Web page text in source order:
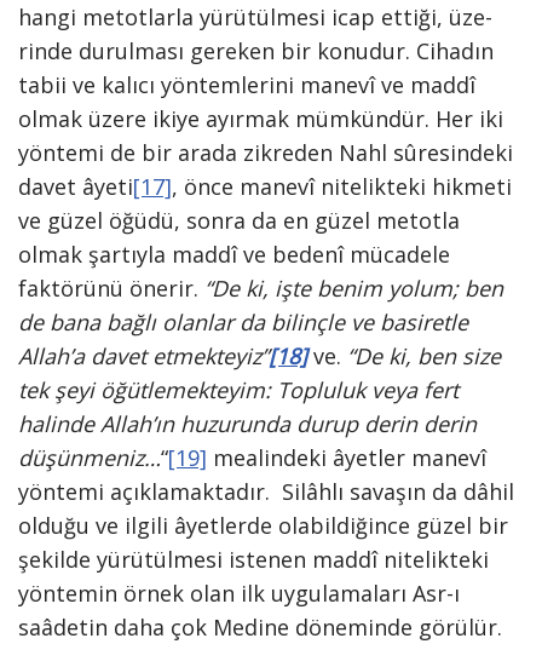
hangi metotlarla yürütülmesi icap ettiği, üze­
rinde durulması gereken bir konudur. Cihadın
tabii ve kalıcı yöntemlerini ma­nevî ve maddî
olmak üzere ikiye ayırmak mümkündür. Her iki
yöntemi de bir ara­da zikreden Nahl sûresindeki
davet âye­ti[17], önce manevî nitelikteki hik­meti
ve güzel öğüdü, sonra da en güzel metotla
olmak şartıyla maddî ve bedenî mücadele
faktörünü önerir. “De ki, işte benim yolum; ben
de bana bağlı olanlar da bilinçle ve basiretle
Allah’a davet et­mekteyiz”[18]ve. “De ki, ben size
tek şeyi öğütlemekteyim: Topluluk veya fert
halinde Allah’ın huzurunda du­rup derin derin
düşünmeniz…“[19] mealindeki âyetler manevî
yöntemi açıklamaktadır. Silâhlı savaşın da dâhil
olduğu ve ilgili âyetlerde olabildi­ğince güzel bir
şekilde yürütülmesi is­tenen maddî nitelikteki
yöntemin örnek olan ilk uygulamaları Asr-ı
saâdetin daha çok Medine döneminde görülür.